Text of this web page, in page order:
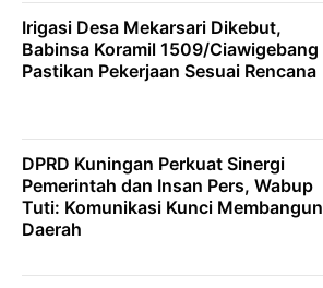
Irigasi Desa Mekarsari Dikebut,
Babinsa Koramil 1509/Ciawigebang
Pastikan Pekerjaan Sesuai Rencana
DPRD Kuningan Perkuat Sinergi
Pemerintah dan Insan Pers, Wabup
Tuti: Komunikasi Kunci Membangun
Daerah